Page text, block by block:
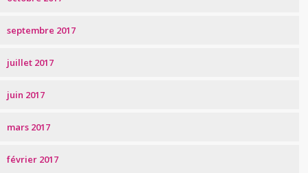
septembre 2017
juillet 2017
juin 2017
mars 2017
février 2017